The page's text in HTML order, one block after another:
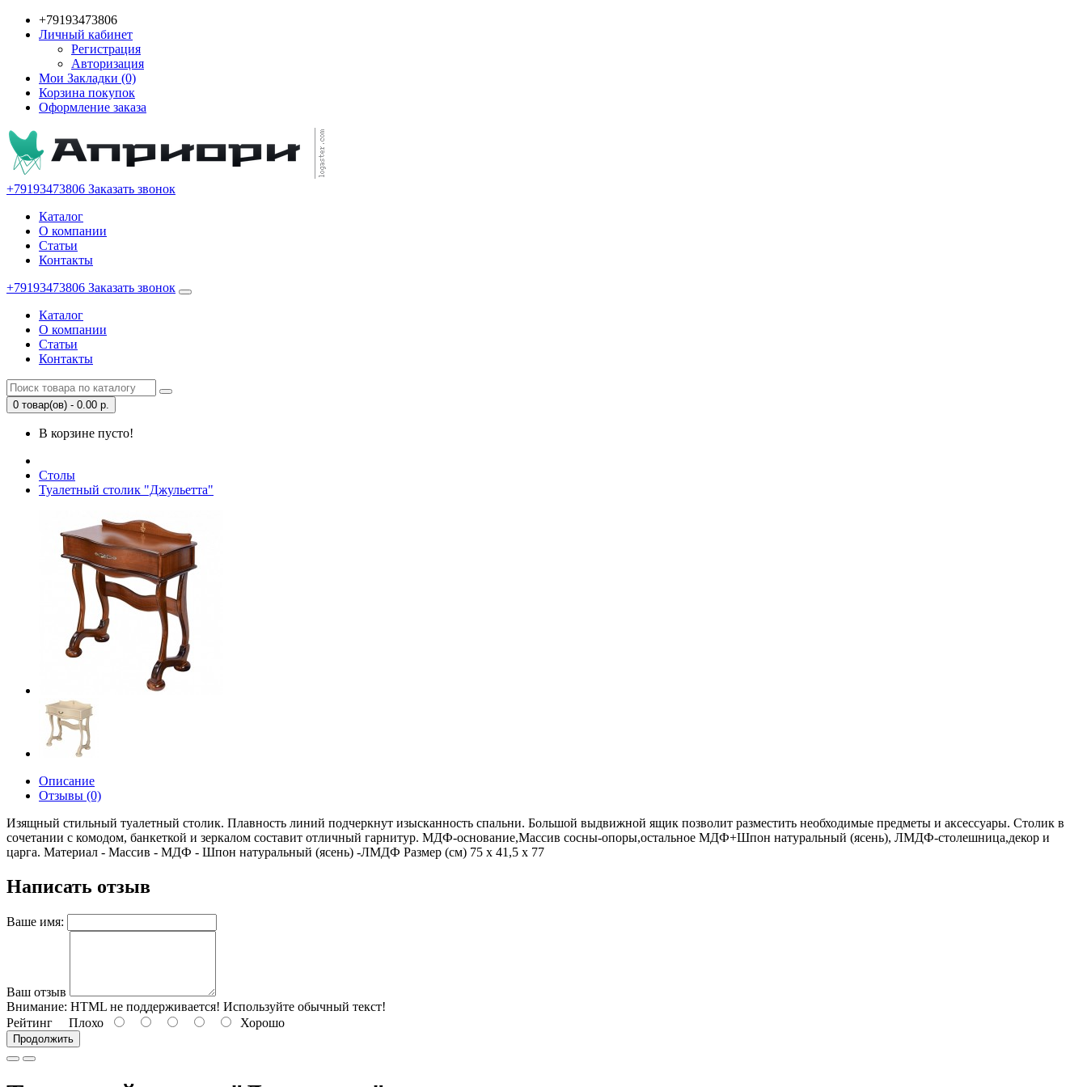
+79193473806
Личный кабинет
Регистрация
Авторизация
Мои Закладки (0)
Корзина покупок
Оформление заказа
+79193473806 Заказать звонок
Каталог
О компании
Статьи
Контакты
+79193473806 Заказать звонок
Каталог
О компании
Статьи
Контакты
0 товар(ов) - 0.00 р.
В корзине пусто!
Столы
Туалетный столик "Джульетта"
Описание
Отзывы (0)
Изящный стильный туалетный столик. Плавность линий подчеркнут изысканность спальни. Большой выдвижной ящик позволит разместить необходимые предметы и аксессуары. Столик в
сочетании с комодом, банкеткой и зеркалом составит отличный гарнитур. МДФ-основание,Массив сосны-опоры,остальное МДФ+Шпон натуральный (ясень), ЛМДФ-столешница,декор и
царга. Материал - Массив - МДФ - Шпон натуральный (ясень) -ЛМДФ Размер (см) 75 х 41,5 х 77
Написать отзыв
Ваше имя:
Ваш отзыв
Внимание: HTML не поддерживается! Используйте обычный текст!
Рейтинг Плохо Хорошо
Продолжить